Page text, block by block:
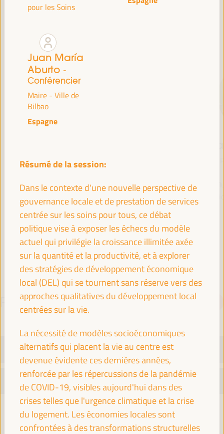
CONFÉRENCIERS
Montero
Cuadrado
Première vice-présidente
et ministre des Finances
- Gouvernement
espagnol
Espagne
et Simplification
administrative - Junta de
Andalucía
Espagne
PROGRAMME Télécharger le PDF
MARDI 1 AVRIL
MERCREDI 2 AVRIL
08:30
pour les Soins
Juan María
Aburto -
Conférencier
Maire - Ville de
Bilbao
Espagne
Résumé de la session:
Dans le contexte d'une nouvelle perspective de
gouvernance locale et de prestation de services
centrée sur les soins pour tous, ce débat
politique vise à exposer les échecs du modèle
actuel qui privilégie la croissance illimitée axée
sur la quantité et la productivité, et à explorer
des stratégies de développement économique
local (DEL) qui se tournent sans réserve vers des
approches qualitatives du développement local
centrées sur la vie.
La nécessité de modèles socioéconomiques
alternatifs qui placent la vie au centre est
devenue évidente ces dernières années,
renforcée par les répercussions de la pandémie
de COVID-19, visibles aujourd'hui dans des
crises telles que l'urgence climatique et la crise
du logement. Les économies locales sont
confrontées à des transformations structurelles